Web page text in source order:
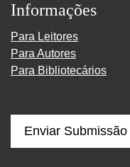
Informações
Para Leitores
Para Autores
Para Bibliotecários
Enviar Submissão